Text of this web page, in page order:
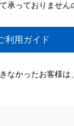
っておりません
利用ガイド
なかったお客様